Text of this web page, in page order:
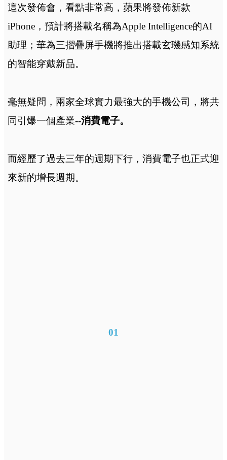
這次發佈會，看點非常高，蘋果將發佈新款
iPhone，預計將搭載名稱為Apple Intelligence的AI
助理；華為三摺疊屏手機將推出搭載玄璣感知系統
的智能穿戴新品。
毫無疑問，兩家全球實力最強大的手機公司，將共
同引爆一個產業--消費電子。
而經歷了過去三年的週期下行，消費電子也正式迎
來新的增長週期。
01